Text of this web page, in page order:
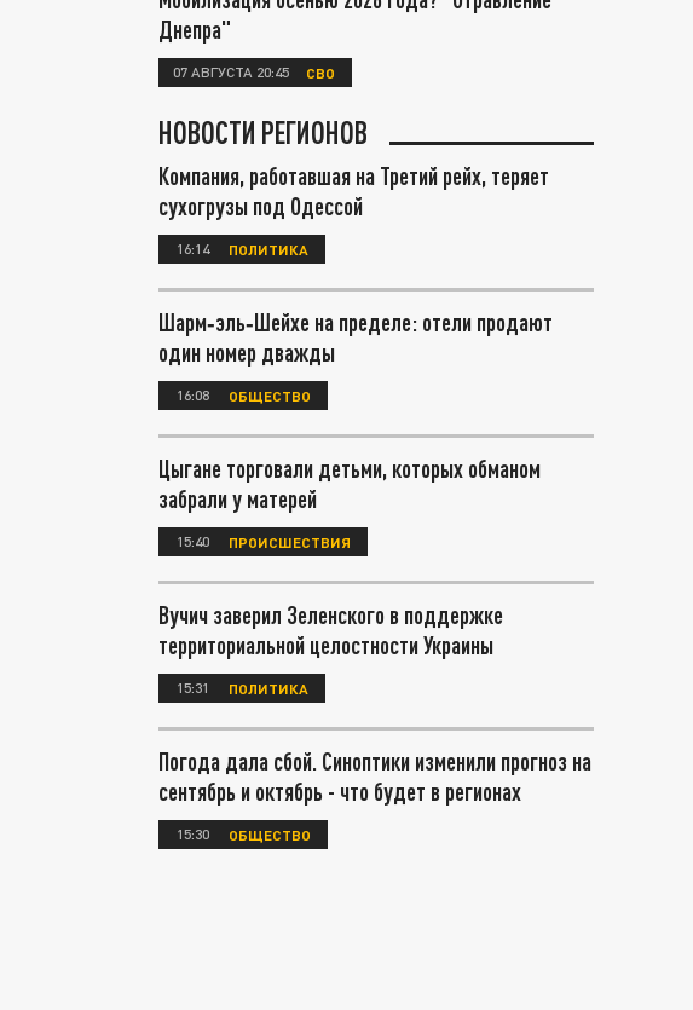
Днепра"
07 АВГУСТА 20:45 СВО
НОВОСТИ РЕГИОНОВ
Компания, работавшая на Третий рейх, теряет
сухогрузы под Одессой
16:14 ПОЛИТИКА
Шарм‑эль‑Шейхе на пределе: отели продают
один номер дважды
16:08 ОБЩЕСТВО
Цыгане торговали детьми, которых обманом
забрали у матерей
15:40 ПРОИСШЕСТВИЯ
Вучич заверил Зеленского в поддержке
территориальной целостности Украины
15:31 ПОЛИТИКА
Погода дала сбой. Синоптики изменили прогноз на
сентябрь и октябрь - что будет в регионах
15:30 ОБЩЕСТВО